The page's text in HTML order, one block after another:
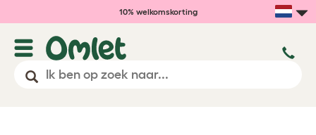
10% welkomskorting